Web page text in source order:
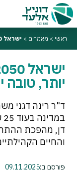
ראשי > מאמרים > ישראל 2050: גבוהה יותר, צפופה יותר, טובה יותר
יותר, טובה
ד"ר רינה דגני
דן, מהפכת
והחיים
פורסם ב:09.11.2025